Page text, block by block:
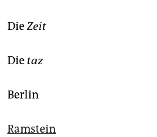
DieZeit
Die taz
Berlin
Ramstein